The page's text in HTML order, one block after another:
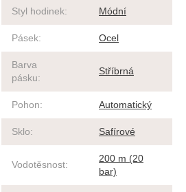
Styl hodinek: Módní
Pásek: Ocel
Barva
pásku:
Stříbrná
Pohon: Automatický
Sklo: Safírové
Vodotěsnost:
200 m (20
bar)